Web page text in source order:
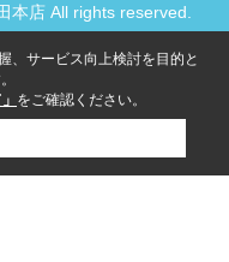
店 All rights reserved.
、サービス向上検討を目的と
をご確認ください。